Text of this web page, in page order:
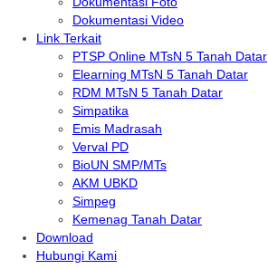
Dokumentasi Video
Link Terkait
PTSP Online MTsN 5 Tanah Datar
Elearning MTsN 5 Tanah Datar
RDM MTsN 5 Tanah Datar
Simpatika
Emis Madrasah
Verval PD
BioUN SMP/MTs
AKM UBKD
Simpeg
Kemenag Tanah Datar
Download
Hubungi Kami